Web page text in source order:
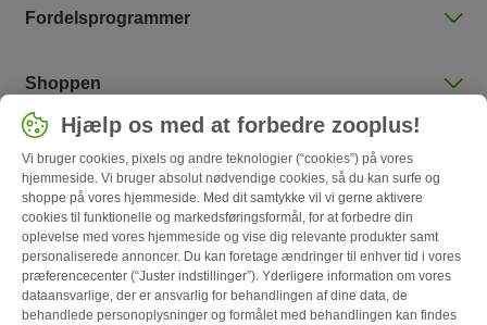
Fordelsprogrammer
Shoppen
Vælg land
Danmark / DK
Follow zooplus
Hjælp os med at forbedre zooplus!
Vi bruger cookies, pixels og andre teknologier (“cookies”) på vores
hjemmeside. Vi bruger absolut nødvendige cookies, så du kan surfe og
shoppe på vores hjemmeside. Med dit samtykke vil vi gerne aktivere
cookies til funktionelle og markedsføringsformål, for at forbedre din
oplevelse med vores hjemmeside og vise dig relevante produkter samt
personaliserede annoncer. Du kan foretage ændringer til enhver tid i vores
præferencecenter (“Juster indstillinger”). Yderligere information om vores
dataansvarlige, der er ansvarlig for behandlingen af ​​dine data, de
behandlede personoplysninger og formålet med behandlingen kan findes